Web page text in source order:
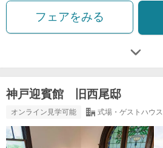
フェアをみる
神戸迎賓館 旧西尾邸
オンライン見学可能 式場・ゲストハウス